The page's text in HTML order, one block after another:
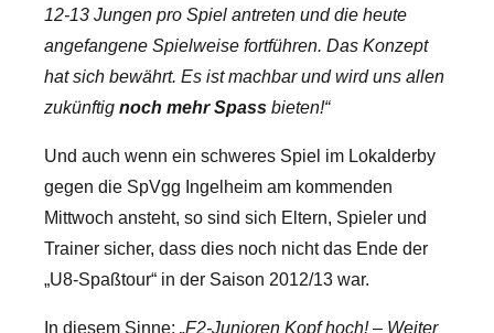
12-13 Jungen pro Spiel antreten und die heute
angefangene Spielweise fortführen. Das Konzept
hat sich bewährt. Es ist machbar und wird uns allen
zukünftig noch mehr Spass bieten!“
Und auch wenn ein schweres Spiel im Lokalderby
gegen die SpVgg Ingelheim am kommenden
Mittwoch ansteht, so sind sich Eltern, Spieler und
Trainer sicher, dass dies noch nicht das Ende der
„U8-Spaßtour“ in der Saison 2012/13 war.
In diesem Sinne: „F2-Junioren Kopf hoch! – Weiter